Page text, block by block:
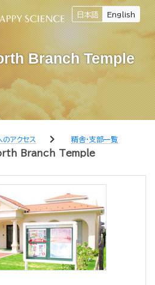
日本語 English
Branch Temple
のアクセス chevron_right 精舎・支部一覧
Branch Temple